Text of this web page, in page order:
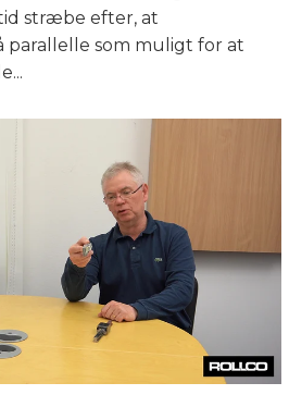
stræbe efter, at
parallelle som muligt for at